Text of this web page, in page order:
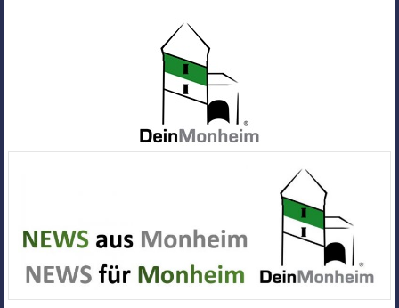
Alle
News